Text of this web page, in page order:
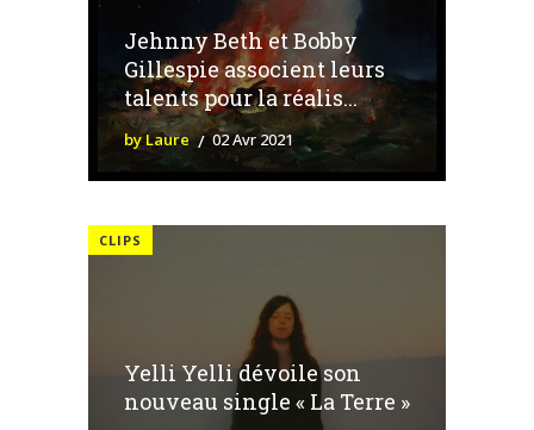
Jehnny Beth et Bobby
Gillespie associent leurs
talents pour la réalis...
by Laure 02 Avr 2021
CLIPS
Yelli Yelli dévoile son
nouveau single « La Terre »